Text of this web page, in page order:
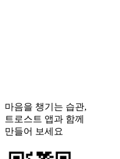
마음을 챙기는 습관,
트로스트 앱과 함께
만들어 보세요